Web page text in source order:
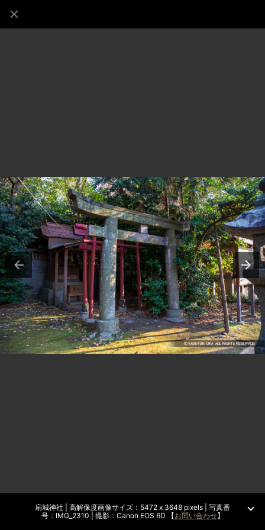
扇城神社 | 高解像度画像サイズ：5472 x 3648 pixels | 写真番
号：IMG_2310 | 撮影：Canon EOS 6D 【お問い合わせ】